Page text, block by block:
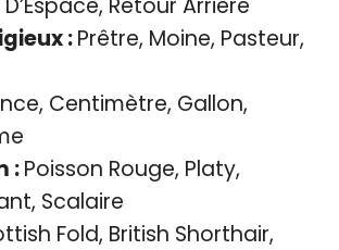
Retour Arrière
:Prêtre, Moine, Pasteur,
Centimètre, Gallon,
:Poisson Rouge, Platy,
Scalaire
Fold, British Shorthair,